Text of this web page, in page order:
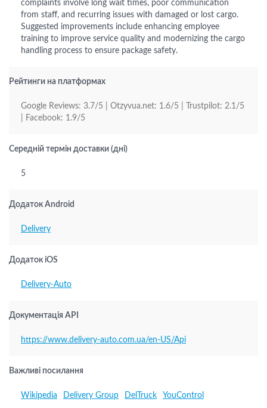
complaints involve long wait times, poor communication
from staff, and recurring issues with damaged or lost cargo.
Suggested improvements include enhancing employee
training to improve service quality and modernizing the cargo
handling process to ensure package safety.
Рейтинги на платформах
Google Reviews: 3.7/5 | Otzyvua.net: 1.6/5 | Trustpilot: 2.1/5
| Facebook: 1.9/5
Середній термін доставки (дні)
5
Додаток Android
Delivery
Додаток iOS
Delivery-Auto
Документація API
https://www.delivery-auto.com.ua/en-US/Api
Важливі посилання
Wikipedia Delivery Group DelTruck YouControl